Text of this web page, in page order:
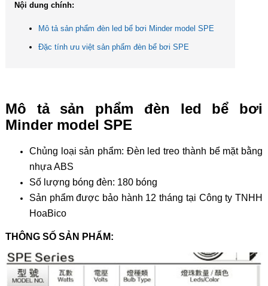
Nội dung chính:
Mô tả sản phẩm đèn led bể bơi Minder model SPE
Đặc tính ưu việt sản phẩm đèn bể bơi SPE
Mô tả sản phẩm đèn led bể bơi
Minder model SPE
Chủng loại sản phẩm: Đèn led treo thành bể mặt bằng
nhựa ABS
Số lượng bóng đèn: 180 bóng
Sản phẩm được bảo hành 12 tháng tại Công ty TNHH
HoaBico
THÔNG SỐ SẢN PHẨM: